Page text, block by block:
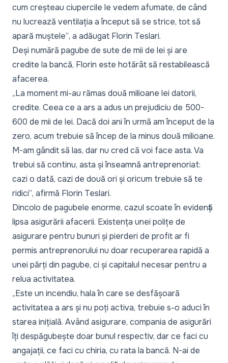
cum creșteau ciupercile le vedem afumate, de când
nu lucrează ventilația a început să se strice, tot să
apară muștele”, a adăugat Florin Teslari.
Deși numără pagube de sute de mii de lei și are
credite la bancă, Florin este hotărât să restabilească
afacerea.
„La moment mi-au rămas două milioane lei datorii,
credite. Ceea ce a ars a adus un prejudiciu de 500-
600 de mii de lei. Dacă doi ani în urmă am început de la
zero, acum trebuie să încep de la minus două milioane.
M-am gândit să las, dar nu cred că voi face asta. Va
trebui să continu, asta și înseamnă antreprenoriat:
cazi o dată, cazi de două ori și oricum trebuie să te
ridici”, afirmă Florin Teslari.
Dincolo de pagubele enorme, cazul scoate în evidență
lipsa asigurării afacerii. Existența unei polițe de
asigurare pentru bunuri și pierderi de profit ar fi
permis antreprenorului nu doar recuperarea rapidă a
unei părți din pagube, ci și capitalul necesar pentru a
relua activitatea.
„Este un incendiu, hala în care se desfășoară
activitatea a ars și nu poți activa, trebuie s-o aduci în
starea inițială. Având asigurare, compania de asigurări
îți despăgubește doar bunul respectiv, dar ce faci cu
angajații, ce faci cu chiria, cu rata la bancă. N-ai de